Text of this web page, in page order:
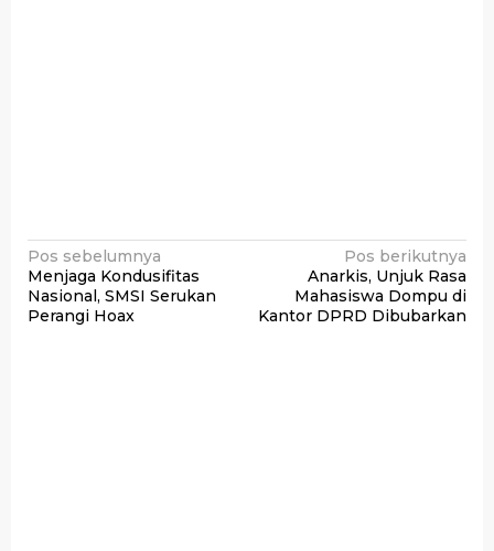
Navigasi
pos
Pos sebelumnya
Menjaga Kondusifitas
Nasional, SMSI Serukan
Perangi Hoax
Pos berikutnya
Anarkis, Unjuk Rasa
Mahasiswa Dompu di
Kantor DPRD Dibubarkan